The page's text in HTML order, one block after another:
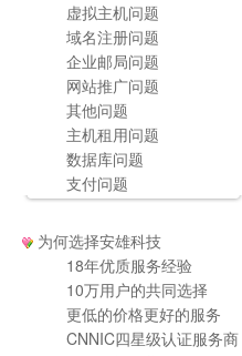
虚拟主机问题
域名注册问题
企业邮局问题
网站推广问题
其他问题
主机租用问题
数据库问题
支付问题
为何选择安雄科技
18年优质服务经验
10万用户的共同选择
更低的价格更好的服务
CNNIC四星级认证服务商